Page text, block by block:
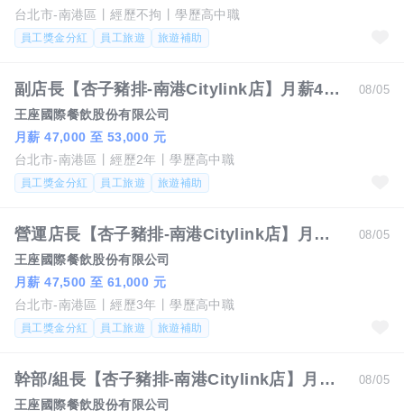
台北市-南港區
經歷不拘 學歷高中職
員工獎金分紅 員工旅遊 旅遊補助
08/05
副店長【杏子豬排-南港Citylink店】月薪47000-53000 #另有門市達標獎金
王座國際餐飲股份有限公司
月薪 47,000 至 53,000 元
台北市-南港區
經歷2年 學歷高中職
員工獎金分紅 員工旅遊 旅遊補助
08/05
營運店長【杏子豬排-南港Citylink店】月薪47500-61000 #另有門市達標獎金
王座國際餐飲股份有限公司
月薪 47,500 至 61,000 元
台北市-南港區
經歷3年 學歷高中職
員工獎金分紅 員工旅遊 旅遊補助
08/05
幹部/組長【杏子豬排-南港Citylink店】月薪40000-49000#另有門市達標獎金
王座國際餐飲股份有限公司